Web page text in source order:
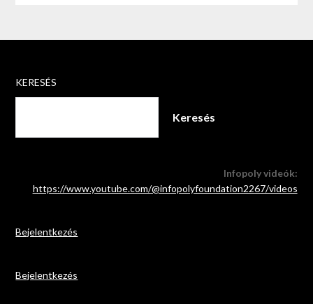
KERESÉS
Keresés
Infopoly videók:
https://www.youtube.com/@infopolyfoundation2267/videos
Bejelentkezés
Bejelentkezés